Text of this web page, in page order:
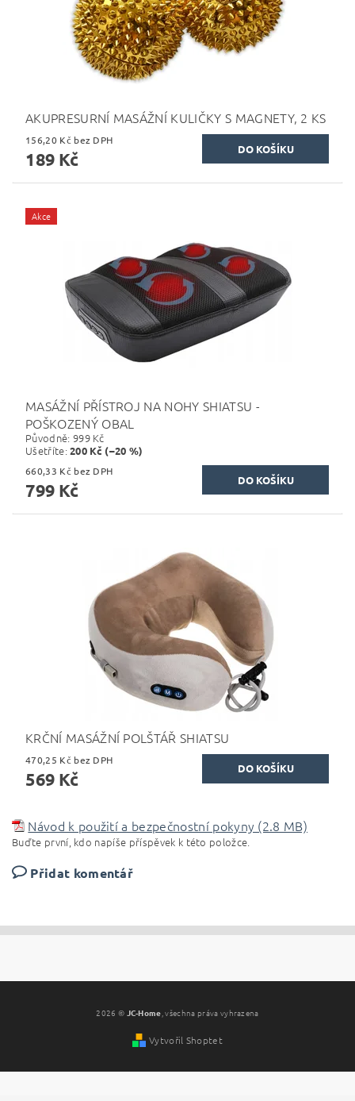
AKUPRESURNÍ MASÁŽNÍ KULIČKY S MAGNETY, 2 KS
156,20 Kč bez DPH
189 Kč
Akce
MASÁŽNÍ PŘÍSTROJ NA NOHY SHIATSU -
POŠKOZENÝ OBAL
Původně: 999 Kč
Ušetříte:200 Kč (–20 %)
660,33 Kč bez DPH
799 Kč
KRČNÍ MASÁŽNÍ POLŠTÁŘ SHIATSU
470,25 Kč bez DPH
569 Kč
Návod k použití a bezpečnostní pokyny (2.8 MB)
Buďte první, kdo napíše příspěvek k této položce.
Přidat komentář
2026 © JC-Home , všechna práva vyhrazena
Vytvořil Shoptet